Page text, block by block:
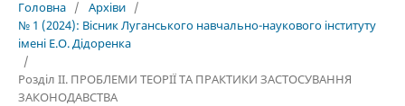
Головна / Архіви /
№ 1 (2024): Вісник Луганського навчально-наукового інституту
імені Е.О. Дідоренка
/
Розділ II. ПРОБЛЕМИ ТЕОРІЇ ТА ПРАКТИКИ ЗАСТОСУВАННЯ
ЗАКОНОДАВСТВА